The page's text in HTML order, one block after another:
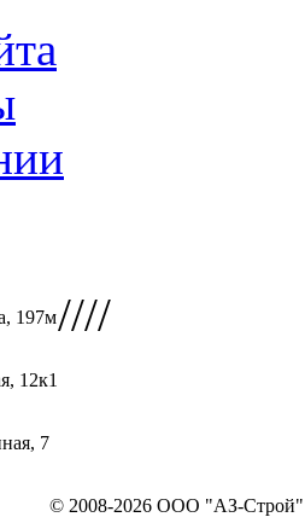
197м
12к1
7
////
© 2008-2026 ООО "АЗ-Строй".